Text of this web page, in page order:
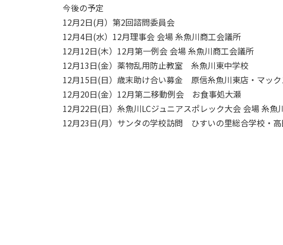
今後の予定
12月2日(月）第2回諮問委員会
12月4日(水）12月理事会 会場 糸魚川商工会議所
12月12日(木）12月第一例会 会場 糸魚川商工会議所
12月13日(金）薬物乱用防止教室 糸魚川東中学校
12月15日(日）歳末助け合い募金 原信糸魚川東店・マッ
12月20日(金）12月第二移動例会 お食事処大瀬
12月22日(日）糸魚川LCジュニアスポレック大会 会場 糸魚
12月23日(月）サンタの学校訪問 ひすいの里総合学校・